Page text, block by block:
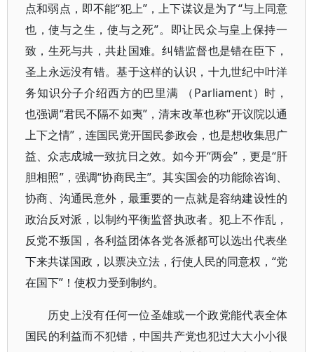
点和弱点，即不能“犯上”，上下谋议是为了“与上同意
也，使与之生，使与之死”。即让民众与皇上保持一
致，生死与共，共赴国难。纠错监督也是错在臣下，
圣上永远没有错。基于这样的认识，十九世纪中叶洋
务知识分子介绍西方的巴里满 （Parliament）时，
也强调“君民不隔不如夷”，清末改革也称“开议院以通
上下之情”，连国民党开国民参政会，也是想收集思广
益、众志成城一致抗日之效。如今开“两会”，更是“肝
胆相照”，强调“协商民主”。其实国会的功能除咨询、
协商、沟通民意外，最重要的一点就是容纳建设性的
政治反对派，以制约平衡监督执政者。犯上不作乱，
反党不叛国，各利益团体各党各派都可以选出代表坐
下来共谋国政，以票决立法，行使人民的同意权，“党
在国下”！使权力受到制约。
历史上没有任何一位圣雄或一个政党能代表全体
国民的利益而不犯错，中国共产党也犯过大大小小很